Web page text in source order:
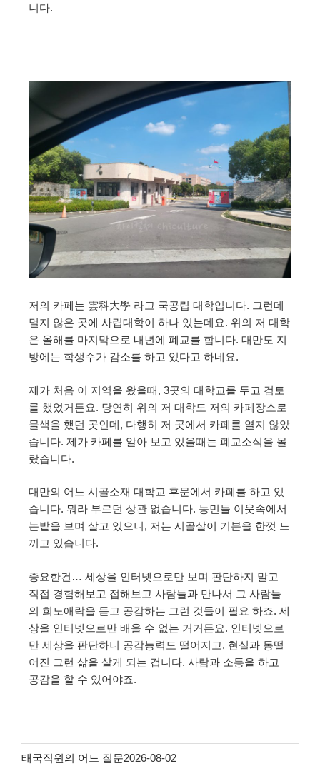
니다.
저의 카페는 雲科大學 라고 국공립 대학입니다. 그런데
멀지 않은 곳에 사립대학이 하나 있는데요. 위의 저 대학
은 올해를 마지막으로 내년에 폐교를 합니다. 대만도 지
방에는 학생수가 감소를 하고 있다고 하네요.
제가 처음 이 지역을 왔을때, 3곳의 대학교를 두고 검토
를 했었거든요. 당연히 위의 저 대학도 저의 카페장소로
물색을 했던 곳인데, 다행히 저 곳에서 카페를 열지 않았
습니다. 제가 카페를 알아 보고 있을때는 폐교소식을 몰
랐습니다.
대만의 어느 시골소재 대학교 후문에서 카페를 하고 있
습니다. 뭐라 부르던 상관 없습니다. 농민들 이웃속에서
논밭을 보며 살고 있으니, 저는 시골살이 기분을 한껏 느
끼고 있습니다.
중요한건… 세상을 인터넷으로만 보며 판단하지 말고
직접 경험해보고 접해보고 사람들과 만나서 그 사람들
의 희노애락을 듣고 공감하는 그런 것들이 필요 하죠. 세
상을 인터넷으로만 배울 수 없는 거거든요. 인터넷으로
만 세상을 판단하니 공감능력도 떨어지고, 현실과 동떨
어진 그런 삶을 살게 되는 겁니다. 사람과 소통을 하고
공감을 할 수 있어야죠.
태국직원의 어느 질문2026-08-02